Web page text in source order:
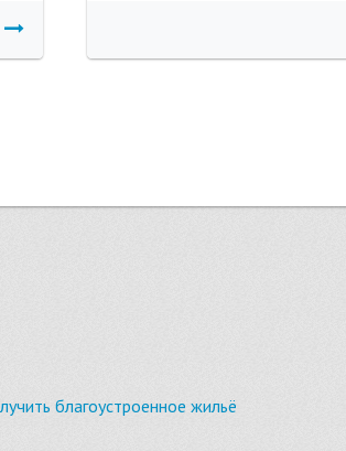
благоустроенное жильё